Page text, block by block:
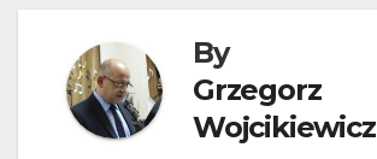
By
Grzegorz
Wojcikiewicz